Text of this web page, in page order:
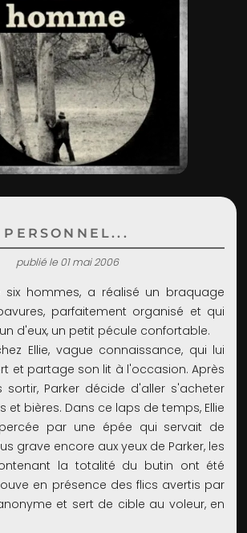
publié le 01 mai 2006
six hommes, a réalisé un braquage
parfaitement organisé et qui
d'eux, un petit pécule confortable.
Ellie, vague connaissance, qui lui
et partage son lit à l'occasion. Après
sortir, Parker décide d'aller s'acheter
et bières. Dans ce laps de temps, Ellie
par une épée qui servait de
grave encore aux yeux de Parker, les
la totalité du butin ont été
en présence des flics avertis par
et sert de cible au voleur, en